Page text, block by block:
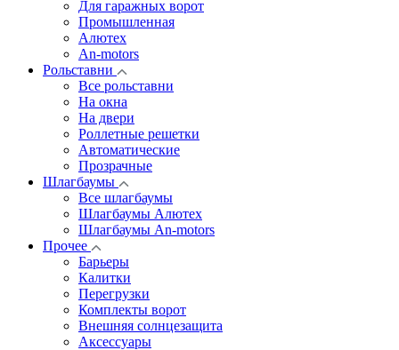
Для гаражных ворот
Промышленная
Алютех
An-motors
Рольставни
Все рольставни
На окна
На двери
Роллетные решетки
Автоматические
Прозрачные
Шлагбаумы
Все шлагбаумы
Шлагбаумы Алютех
Шлагбаумы An-motors
Прочее
Барьеры
Калитки
Перегрузки
Комплекты ворот
Внешняя солнцезащита
Аксессуары